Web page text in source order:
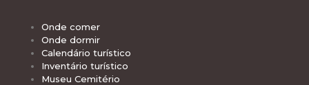
Onde comer
Onde dormir
Calendário turístico
Inventário turístico
Museu Cemitério